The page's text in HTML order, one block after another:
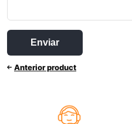
Anterior product